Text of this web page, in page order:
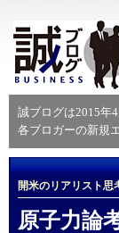
誠ブログは2015年
各ブロガーの新規
開米のリアリスト思
原子力論